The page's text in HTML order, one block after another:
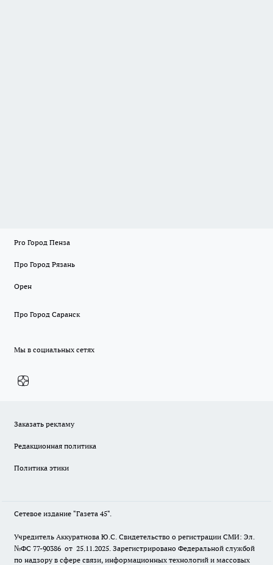
Pro Город Пенза
Про Город Рязань
Орен
Про Город Саранск
Мы в социальных сетях
Заказать рекламу
Редакционная политика
Политика этики
Сетевое издание "Газета 45".
Учредитель Аккуратнова Ю.С. Свидетельство о регистрации СМИ: Эл.
№ФС 77-90386 от 25.11.2025. Зарегистрировано Федеральной службой
по надзору в сфере связи, информационных технологий и массовых